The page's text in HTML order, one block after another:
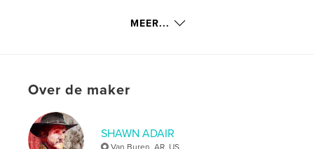
kenmerken / functionaliteiten &
Aanvullende categorieën
Projectoptie:
Aantal pagina's:
Datum publiceren:dec 17, 2024
MEER...
Over de maker
SHAWN ADAIR
Van Buren, AR, US